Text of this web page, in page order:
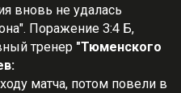
вновь не удалась
Поражение 3:4 Б,
тренер "Тюменского
матча, потом повели в